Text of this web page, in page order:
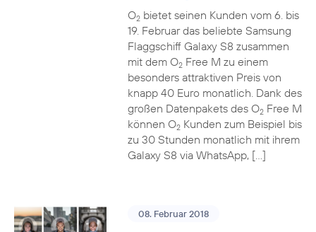
O2bietet seinen Kunden vom 6. bis
19. Februar das beliebte Samsung
Flaggschiff Galaxy S8 zusammen
mit dem O2Free M zu einem
besonders attraktiven Preis von
knapp 40 Euro monatlich. Dank des
großen Datenpakets des O2Free M
können O2Kunden zum Beispiel bis
zu 30 Stunden monatlich mit ihrem
Galaxy S8 via WhatsApp, […]
08. Februar 2018